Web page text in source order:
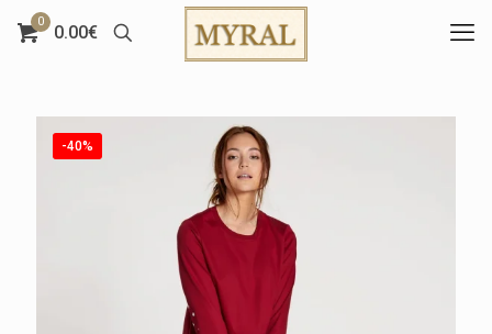
0
0.00€
-40%